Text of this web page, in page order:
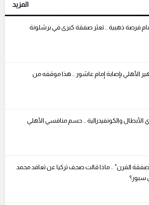
المزيد
فرصة ذهبية .. تعثر صفقة كبرى في برشلونة
الأهلي بإصابة إمام عاشور .. هذا موقفه من
الأبطال والكونفيدرالية .. حسم منافسي الأهلي
القرن" .. ماذا قالت صحف تركيا عن تعاقد محمد
سبور؟